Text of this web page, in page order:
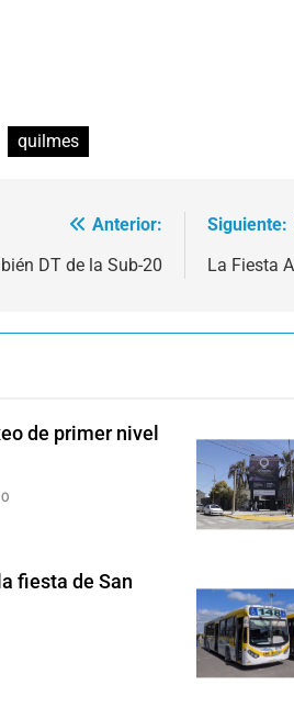
quilmes
Anterior:
DT de la Sub-20
Siguiente:
La Fiesta
de primer nivel
0
fiesta de San